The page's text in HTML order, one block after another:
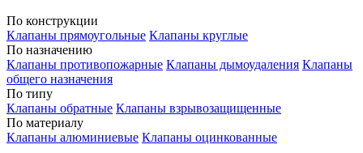
По конструкции
Клапаны прямоугольные Клапаны круглые
По назначению
Клапаны противопожарные Клапаны дымоудаления Клапаны
общего назначения
По типу
Клапаны обратные Клапаны взрывозащищенные
По материалу
Клапаны алюминиевые Клапаны оцинкованные